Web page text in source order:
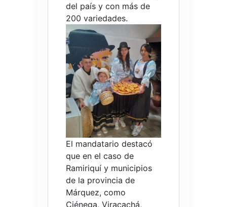
del país y con más de
200 variedades.
El mandatario destacó
que en el caso de
Ramiriquí y municipios
de la provincia de
Márquez, como
Ciénega, Viracachá,